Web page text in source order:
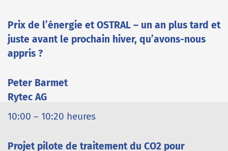
Prix de l’énergie et OSTRAL – un an plus tard et
juste avant le prochain hiver, qu’avons-nous
appris ?
Peter Barmet
Rytec AG
10:00 – 10:20 heures
Projet pilote de traitement du CO2 pour